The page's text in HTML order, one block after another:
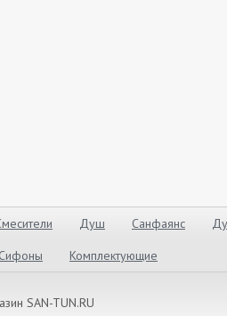
Душ Санфаянс
Сифоны Комплектующие
SAN-TUN.RU